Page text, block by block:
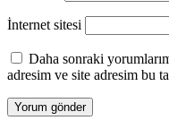
İnternet sitesi
Daha sonraki
adresim ve site adresim bu